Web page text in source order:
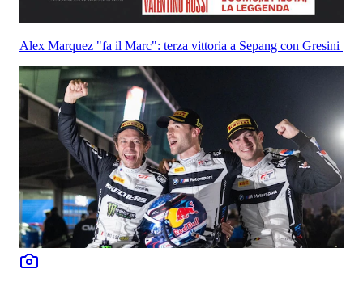
Alex Marquez "fa il Marc": terza vittoria a Sepang con Gresini